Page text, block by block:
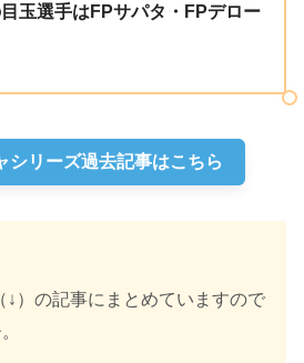
玉選手はFPサパタ・FPデロー
シリーズ過去記事はこちら
↓）の記事にまとめていますので